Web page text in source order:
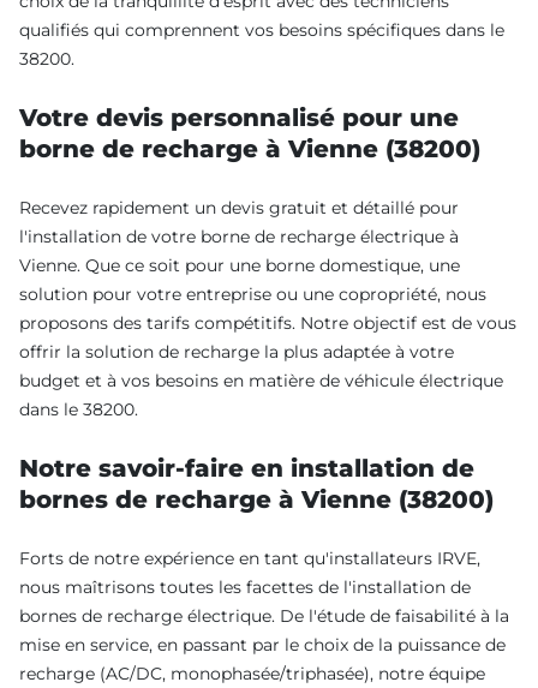
qualifiés qui comprennent vos besoins spécifiques dans le
38200.
Votre devis personnalisé pour une
borne de recharge à Vienne (38200)
Recevez rapidement un devis gratuit et détaillé pour
l'installation de votre borne de recharge électrique à
Vienne. Que ce soit pour une borne domestique, une
solution pour votre entreprise ou une copropriété, nous
proposons des tarifs compétitifs. Notre objectif est de vous
offrir la solution de recharge la plus adaptée à votre
budget et à vos besoins en matière de véhicule électrique
dans le 38200.
Notre savoir-faire en installation de
bornes de recharge à Vienne (38200)
Forts de notre expérience en tant qu'installateurs IRVE,
nous maîtrisons toutes les facettes de l'installation de
bornes de recharge électrique. De l'étude de faisabilité à la
mise en service, en passant par le choix de la puissance de
recharge (AC/DC, monophasée/triphasée), notre équipe